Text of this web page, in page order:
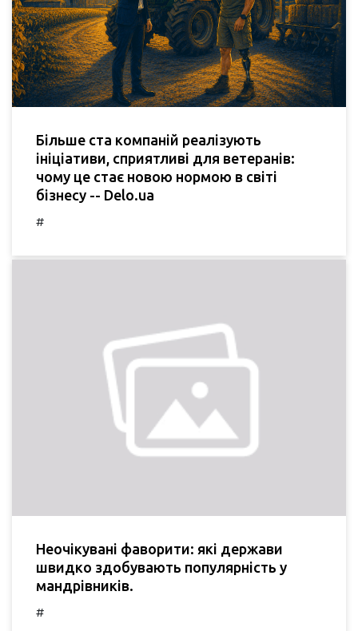
Більше ста компаній реалізують
ініціативи, сприятливі для ветеранів:
чому це стає новою нормою в світі
бізнесу -- Delo.ua
#
Неочікувані фаворити: які держави
швидко здобувають популярність у
мандрівників.
#